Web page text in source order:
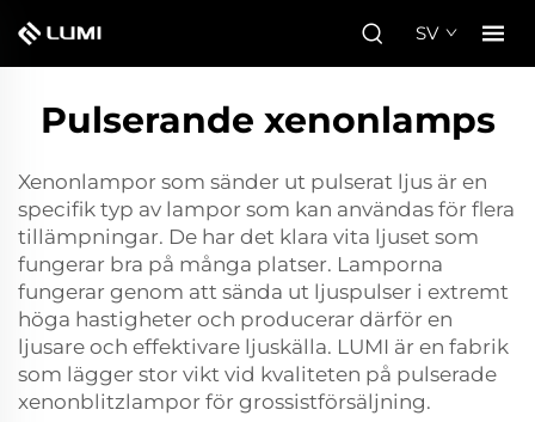
SV
Pulserande xenonlamps
Xenonlampor som sänder ut pulserat ljus är en
specifik typ av lampor som kan användas för flera
tillämpningar. De har det klara vita ljuset som
fungerar bra på många platser. Lamporna
fungerar genom att sända ut ljuspulser i extremt
höga hastigheter och producerar därför en
ljusare och effektivare ljuskälla. LUMI är en fabrik
som lägger stor vikt vid kvaliteten på pulserade
xenonblitzlampor för grossistförsäljning.